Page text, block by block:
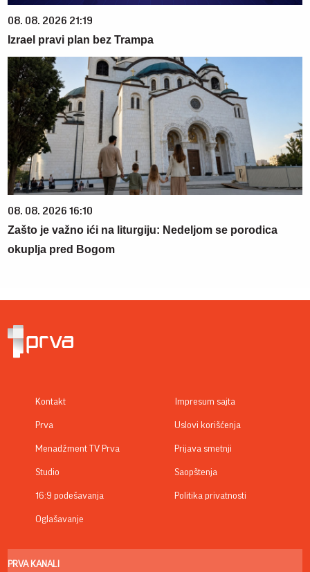
08. 08. 2026 21:19
Izrael pravi plan bez Trampa
08. 08. 2026 16:10
Zašto je važno ići na liturgiju: Nedeljom se porodica
okuplja pred Bogom
Kontakt
Prva
Menadžment TV Prva
Studio
16:9 podešavanja
Oglašavanje
Impresum sajta
Uslovi korišćenja
Prijava smetnji
Saopštenja
Politika privatnosti
PRVA KANALI